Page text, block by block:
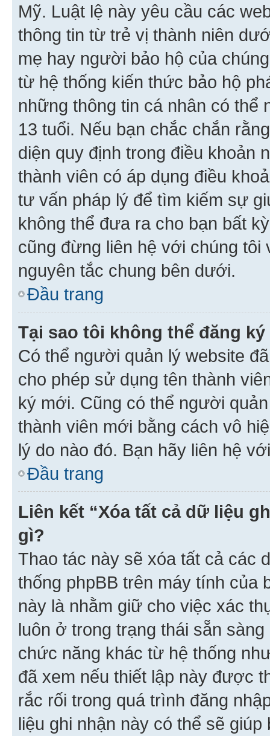
Mỹ. Luật lệ này yêu cầu các
thông tin từ trẻ vị thành niên
mẹ hay người bảo hộ của
từ hệ thống kiến thức bảo hộ
những thông tin cá nhân có thể
13 tuổi. Nếu bạn chắc chắn
diện quy định trong điều khoản
thành viên có áp dụng điều
tư vấn pháp lý để tìm kiếm sự
không thể đưa ra cho bạn bất
cũng đừng liên hệ với chúng
nguyên tắc chung bên dưới.
Đầu trang
Tại sao tôi không thể đăng
Có thể người quản lý website
cho phép sử dụng tên thành
ký mới. Cũng có thể người
thành viên mới bằng cách vô
lý do nào đó. Bạn hãy liên hệ
Đầu trang
Liên kết “Xóa tất cả dữ liệu
gì?
Thao tác này sẽ xóa tất cả các
thống phpBB trên máy tính của
này là nhằm giữ cho việc xác
luôn ở trong trạng thái sẵn
chức năng khác từ hệ thống
đã xem nếu thiết lập này được
rắc rối trong quá trình đăng
liệu ghi nhận này có thể sẽ